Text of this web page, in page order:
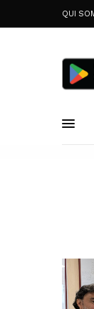
QUI